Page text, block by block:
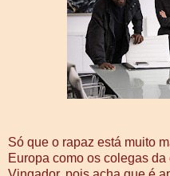
Só que o rapaz está muito
Europa como os colegas